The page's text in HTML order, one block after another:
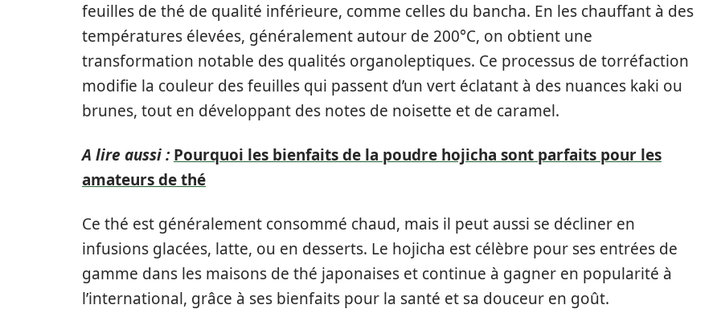
feuilles de thé de qualité inférieure, comme celles du bancha. En les chauffant à des
températures élevées, généralement autour de 200°C, on obtient une
transformation notable des qualités organoleptiques. Ce processus de torréfaction
modifie la couleur des feuilles qui passent d’un vert éclatant à des nuances kaki ou
brunes, tout en développant des notes de noisette et de caramel.
A lire aussi : Pourquoi les bienfaits de la poudre hojicha sont parfaits pour les
amateurs de thé
Ce thé est généralement consommé chaud, mais il peut aussi se décliner en
infusions glacées, latte, ou en desserts. Le hojicha est célèbre pour ses entrées de
gamme dans les maisons de thé japonaises et continue à gagner en popularité à
l’international, grâce à ses bienfaits pour la santé et sa douceur en goût.